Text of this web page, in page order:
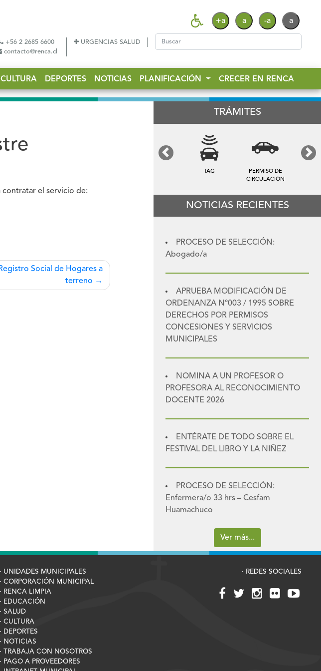
+a a -a a
+56 2 2685 6600
contacto@renca.cl
URGENCIAS SALUD
CULTURA DEPORTES NOTICIAS PLANIFICACIÓN CRECER EN RENCA
el servicio de:
Social de Hogares a
terreno
TRÁMITES
TAG
PERMISO DE
CIRCULACIÓN
Previous Next
NOTICIAS RECIENTES
PROCESO DE SELECCIÓN:
Abogado/a
APRUEBA MODIFICACIÓN DE
ORDENANZA N°003 / 1995 SOBRE
DERECHOS POR PERMISOS
CONCESIONES Y SERVICIOS
MUNICIPALES
NOMINA A UN PROFESOR O
PROFESORA AL RECONOCIMIENTO
DOCENTE 2026
ENTÉRATE DE TODO SOBRE EL
FESTIVAL DEL LIBRO Y LA NIÑEZ
PROCESO DE SELECCIÓN:
Enfermera/o 33 hrs – Cesfam
Huamachuco
Ver más...
· UNIDADES MUNICIPALES
· CORPORACIÓN MUNICIPAL
· RENCA LIMPIA
· EDUCACIÓN
· SALUD
· CULTURA
· DEPORTES
· NOTICIAS
· TRABAJA CON NOSOTROS
· PAGO A PROVEEDORES
· REDES SOCIALES